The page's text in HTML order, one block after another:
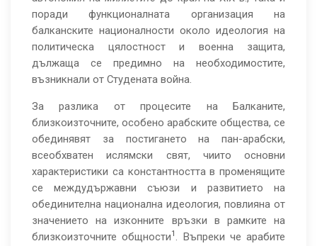
поради функционалната организация на
балканските националности около идеология на
политическа цялостност и военна защита,
дължаща се предимно на необходимостите,
възникнали от Студената война.
За разлика от процесите на Балканите,
близкоизточните, особено арабските общества, се
обединявят за постигането на пан-арабски,
всеобхватен ислямски свят, чиито основни
характеристики са константността в променящите
се междудържавни съюзи и развитието на
обединителна национална идеология, повлияна от
значението на изконните връзки в рамките на
близкоизточните общности1 . Въпреки че арабите